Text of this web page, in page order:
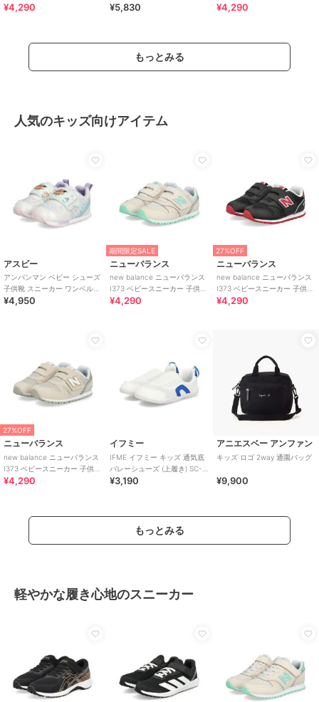
スリッポン 子供靴
¥4,290
スリッポン
¥5,830
リッポン 子供靴
¥4,290
もっとみる
人気のキッズ向けアイテム
アスビー
アンパンマン ベビー シューズ
子供靴 スニーカー ワンベルト
AP B62
¥4,950
期間限定SALE
ニューバランス
new balance ニューバランス
I373 ベビースニーカー 子供靴
ワンベルト
¥4,290
27%OFF
ニューバランス
new balance ニューバランス
I373 ベビースニーカー 子供靴
ワンベルト
¥4,290
27%OFF
ニューバランス
new balance ニューバランス
I373 ベビースニーカー 子供靴
ワンベルト
¥4,290
イフミー
IFME イフミー キッズ 通気底
バレーシューズ (上履き) SC-
0002
¥3,190
アニエスベー アンファン
キッズ ロゴ 2way 通園バッグ
¥9,900
もっとみる
軽やかな履き心地のスニーカー